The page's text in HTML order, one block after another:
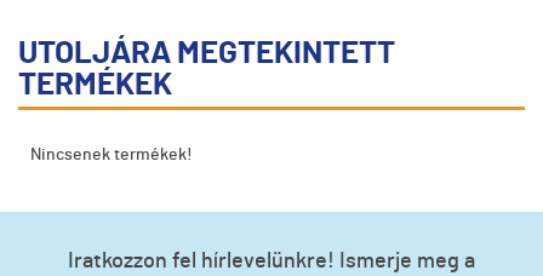
UTOLJÁRA MEGTEKINTETT
TERMÉKEK
Nincsenek termékek!
Iratkozzon fel hírlevelünkre! Ismerje meg a